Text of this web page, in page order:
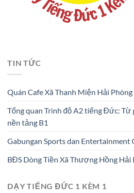
TIN TỨC
Quán Cafe Xã Thanh Miện Hải Phòng
Tổng quan Trình độ A2 tiếng Đức: Từ
nền tảng B1
Gabungan Sports dan Entertainment
BĐS Dòng Tiền Xã Thượng Hồng Hải
DẠY TIẾNG ĐỨC 1 KÈM 1